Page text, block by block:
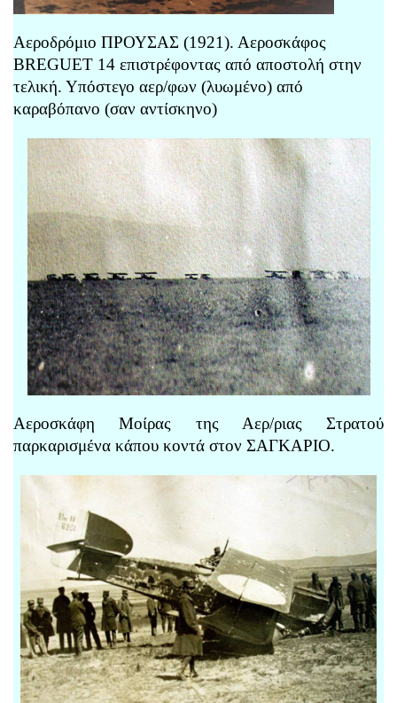
Αεροδρόμιο ΠΡΟΥΣΑΣ (1921). Αεροσκάφος
BREGUET 14 επιστρέφοντας από αποστολή στην
τελική. Υπόστεγο αερ/φων (λυωμένο) από
καραβόπανο (σαν αντίσκηνο)
Αεροσκάφη Μοίρας της Αερ/ριας Στρατού
παρκαρισμένα κάπου κοντά στον ΣΑΓΚΑΡΙΟ.